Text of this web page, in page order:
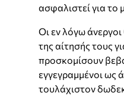
ασφαλιστεί για το
Οι εν λόγω
της αίτησής τους
προσκομίσουν
εγγεγραμμένοι ως
τουλάχιστον